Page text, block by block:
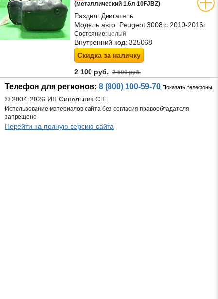
(металлический 1.6л 10FJBZ)
Раздел: Двигатель
Модель авто: Peugeot 3008 с 2010-2016г
Состояние: целый
Внутренний код: 325068
Скидка за наличку
2 100 руб. 2 500 руб.
Телефон для регионов: 8 (800) 100-59-70 Показать телефоны
© 2004-2026 ИП Синельник С.Е.
Использование материалов сайта без согласия правообладателя
запрещено
Перейти на полную версию сайта